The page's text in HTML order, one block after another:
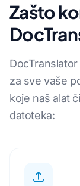
Zašto
za sve vaše
koje naš alat
datoteka: